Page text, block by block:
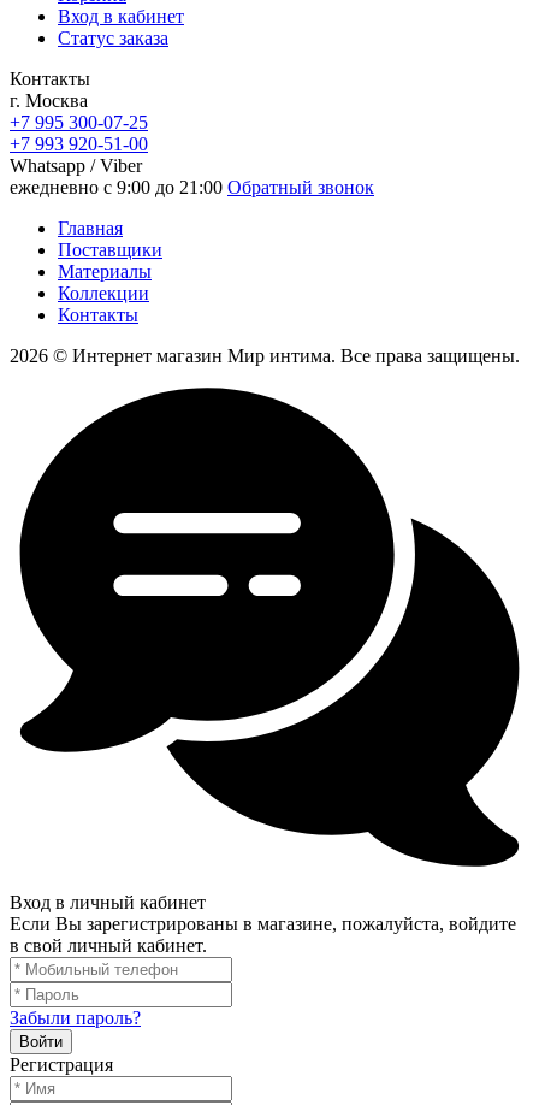
Вход в кабинет
Статус заказа
Контакты
г. Москва
+7 995 300-07-25
+7 993 920-51-00
Whatsapp / Viber
ежедневно с 9:00 до 21:00 Обратный звонок
Главная
Поставщики
Материалы
Коллекции
Контакты
2026 © Интернет магазин Мир интима. Все права защищены.
Вход в личный кабинет
Если Вы зарегистрированы в магазине, пожалуйста, войдите
в свой личный кабинет.
Забыли пароль?
Войти
Регистрация